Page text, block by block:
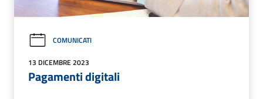
COMUNICATI
13 DICEMBRE 2023
Pagamenti digitali